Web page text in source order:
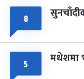
८
५ मधेशमा